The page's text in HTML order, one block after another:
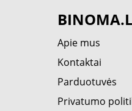
Apie mus
Kontaktai
Parduotuvės
Privatumo